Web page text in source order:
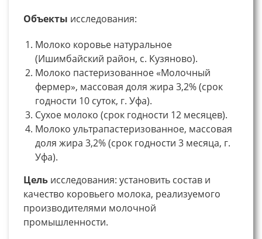
Объекты исследования:
Молоко коровье натуральное
(Ишимбайский район, с. Кузяново).
Молоко пастеризованное «Молочный
фермер», массовая доля жира 3,2% (срок
годности 10 суток, г. Уфа).
Сухое молоко (срок годности 12 месяцев).
Молоко ультрапастеризованное, массовая
доля жира 3,2% (срок годности 3 месяца, г.
Уфа).
Цель исследования: установить состав и
качество коровьего молока, реализуемого
производителями молочной
промышленности.